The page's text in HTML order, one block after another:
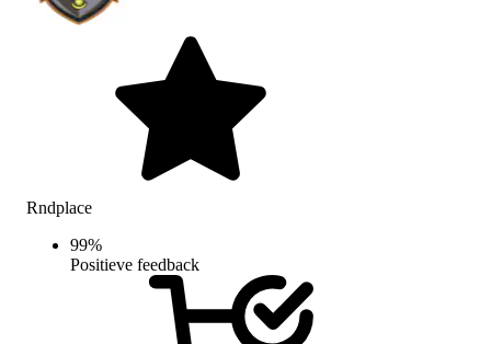
Rndplace
99%
Positieve feedback